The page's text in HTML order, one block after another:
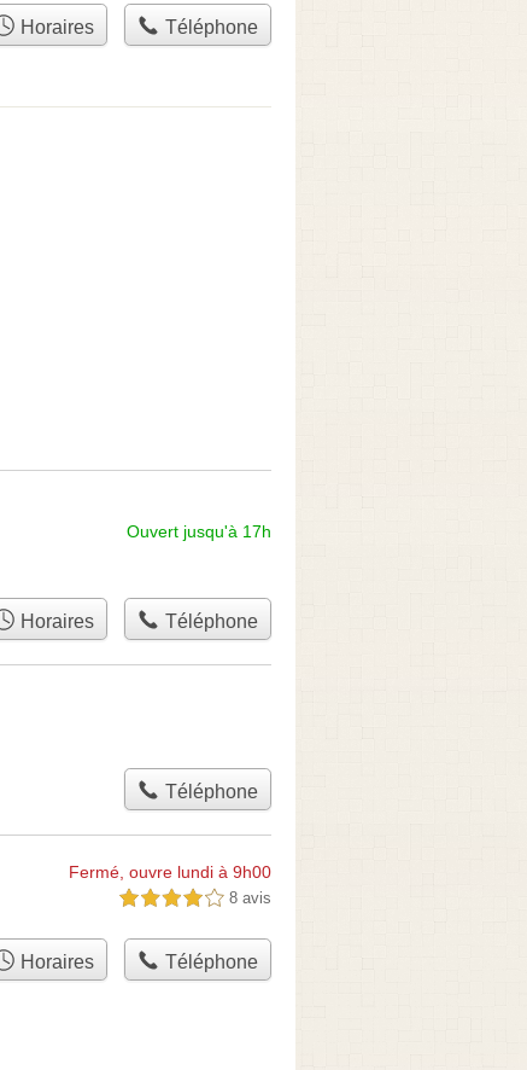
Horaires Téléphone
Ouvert jusqu'à 17h
Horaires Téléphone
Téléphone
Fermé, ouvre lundi à 9h00
4,0 étoiles sur 5 8 avis
Horaires Téléphone